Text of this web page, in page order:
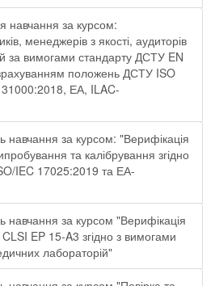
навчання за курсом:
менеджерів з якості, аудиторів
за вимогами стандарту ДСТУ EN
положень ДСТУ ISO
ЕА, ILAC-
навчання за курсом: "Верифікація
та калібрування згідно
IEC 17025:2019 та ЕА-
навчання за курсом "Верифікація
EP 15-A3 згідно з вимогами
лабораторій"